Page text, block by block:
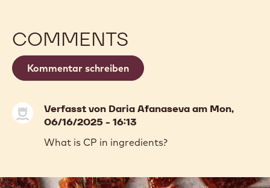
COMMENTS
Kommentar schreiben
Verfasst von Daria Afanasevaam Mon,
06/16/2025 - 16:13
What is CP in ingredients?